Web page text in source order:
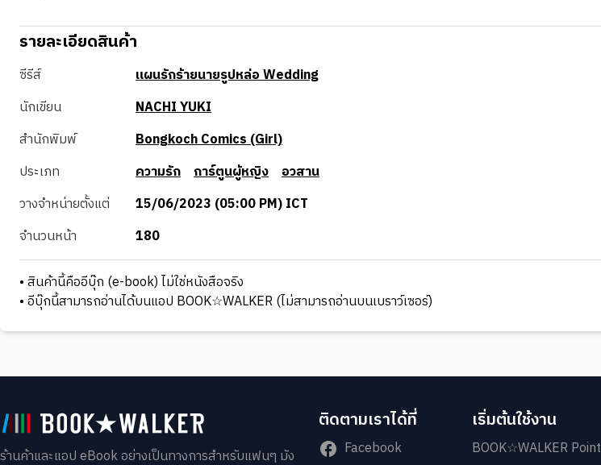
รายละเอียดสินค้า
ซีรีส์
แผนรักร้ายนายรูปหล่อ Wedding
นักเขียน
NACHI YUKI
สำนักพิมพ์
Bongkoch Comics (Girl)
ประเภท
ความรัก การ์ตูนผู้หญิง อวสาน
วางจำหน่ายตั้งแต่
15/06/2023 (05:00 PM) ICT
จำนวนหน้า
180
• สินค้านี้คืออีบุ๊ก (e-book) ไม่ใช่หนังสือจริง
• อีบุ๊กนี้สามารถอ่านได้บนแอป BOOK☆WALKER (ไม่สามารถอ่านบนเบราว์เซอร์)
ร้านค้าและแอป eBook อย่างเป็นทางการสำหรับแฟนๆ มัง
ติดตามเราได้ที่
Facebook
เริ่มต้นใช้งาน
BOOK☆WALKER Point